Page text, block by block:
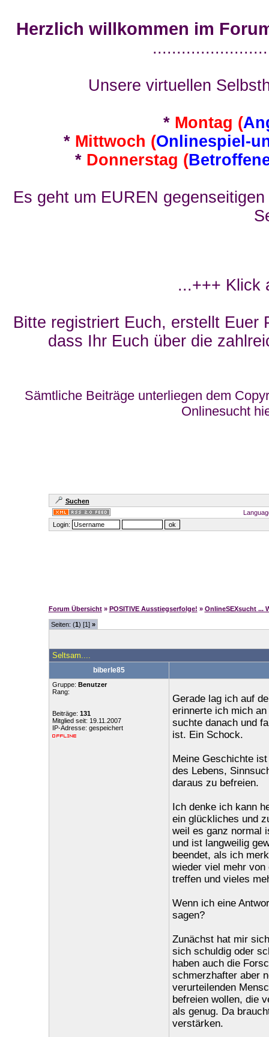
Herzlich willkommen im
Unsere virtuellen
* Montag (
* Mittwoch (Onlinespiel-
* Donnerstag (
Es geht um EUREN
...+++ Klick
Bitte registriert Euch, erstellt Euer
dass Ihr Euch über die
Sämtliche Beiträge unterliegen dem
Onlinesucht
Suchen
Login:
Forum Übersicht » POSITIVE Ausstiegserfolge! » OnlineSEXsucht ...
Seiten: (1) [1] »
Seltsam....
biberle85
Gruppe: Benutzer
Rang:
Beiträge: 131
Mitglied seit: 19.11.2007
IP-Adresse: gespeichert
Gerade lag ich auf
erinnerte ich mich
suchte danach und
ist. Ein Schock.
Meine Geschichte
des Lebens,
daraus zu befreien.
Ich denke ich kann
ein glückliches und
weil es ganz normal
und ist langweilig
beendet, als ich
wieder viel mehr von
treffen und vieles
Wenn ich eine
sagen?
Zunächst hat mir
sich schuldig oder
haben auch die
schmerzhafter aber
verurteilenden
befreien wollen, die
als genug. Da
verstärken.